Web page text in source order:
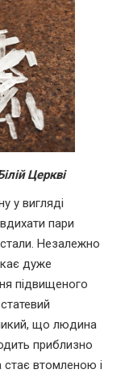
Церкві
у вигляді
пари
Незалежно
дуже
підвищеного
що людина
приблизно
стає втомленою і